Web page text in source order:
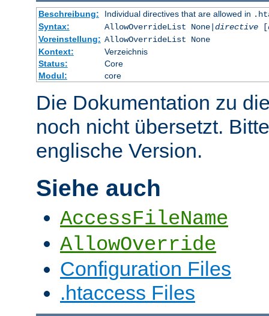
Beschreibung: Individual directives that are allowed in
Syntax:
AllowOverrideList None| directive[
Voreinstellung: AllowOverrideList None
Kontext:
Verzeichnis
Status:
Core
Modul:
core
Die Dokumentation zu
noch nicht übersetzt.
englische Version.
Siehe auch
AccessFileName
AllowOverride
Configuration Files
.htaccess Files